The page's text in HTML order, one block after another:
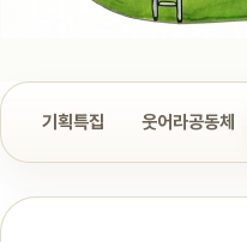
기획특집 웃어라공동체